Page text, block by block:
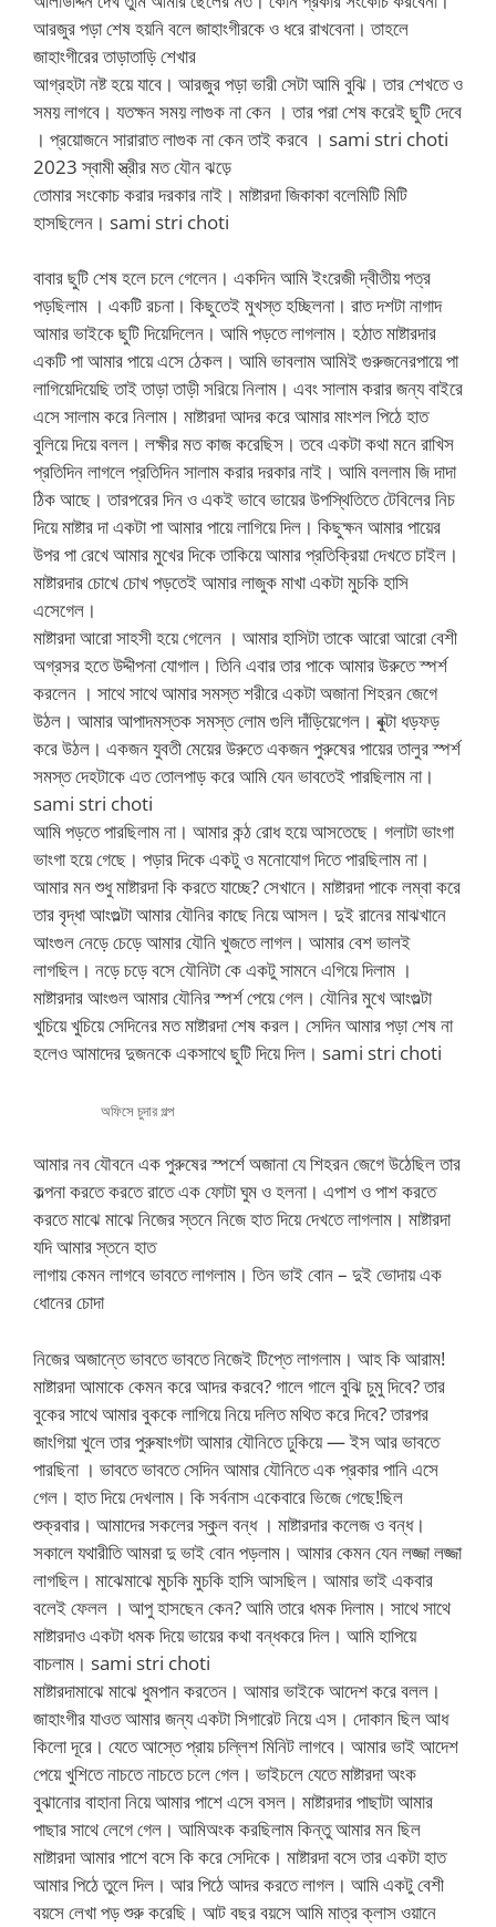
আরজুর পড়া শেষ হয়নি বলে জাহাংগীরকে ও ধরে রাখবেনা। তাহলে
জাহাংগীরের তাড়াতাড়ি শেখার
আগ্রহটা নষ্ট হয়ে যাবে। আরজুর পড়া ভারী সেটা আমি বুঝি। তার শেখতে ও
সময় লাগবে। যতক্ষন সময় লাগুক না কেন । তার পরা শেষ করেই ছুটি দেবে
। প্রয়োজনে সারারাত লাগুক না কেন তাই করবে । sami stri choti
2023 স্বামী স্ত্রীর মত যৌন ঝড়ে
তোমার সংকোচ করার দরকার নাই। মাষ্টারদা জিকাকা বলেমিটি মিটি
হাসছিলেন। sami stri choti
বাবার ছুটি শেষ হলে চলে গেলেন। একদিন আমি ইংরেজী দ্বীতীয় পত্র
পড়ছিলাম । একটি রচনা। কিছুতেই মুখস্ত হচ্ছিলনা। রাত দশটা নাগাদ
আমার ভাইকে ছুটি দিয়েদিলেন। আমি পড়তে লাগলাম। হঠাত মাষ্টারদার
একটি পা আমার পায়ে এসে ঠেকল। আমি ভাবলাম আমিই গুরুজনেরপায়ে পা
লাগিয়েদিয়েছি তাই তাড়া তাড়ী সরিয়ে নিলাম। এবং সালাম করার জন্য বাইরে
এসে সালাম করে নিলাম। মাষ্টারদা আদর করে আমার মাংশল পিঠে হাত
বুলিয়ে দিয়ে বলল। লক্ষীর মত কাজ করেছিস। তবে একটা কথা মনে রাখিস
প্রতিদিন লাগলে প্রতিদিন সালাম করার দরকার নাই। আমি বললাম জি দাদা
ঠিক আছে। তারপরের দিন ও একই ভাবে ভায়ের উপস্থিতিতে টেবিলের নিচ
দিয়ে মাষ্টার দা একটা পা আমার পায়ে লাগিয়ে দিল। কিছুক্ষন আমার পায়ের
উপর পা রেখে আমার মুখের দিকে তাকিয়ে আমার প্রতিক্রিয়া দেখতে চাইল।
মাষ্টারদার চোখে চোখ পড়তেই আমার লাজুক মাখা একটা মুচকি হাসি
এসেগেল।
মাষ্টারদা আরো সাহসী হয়ে গেলেন । আমার হাসিটা তাকে আরো আরো বেশী
অগ্রসর হতে উদ্দীপনা যোগাল। তিনি এবার তার পাকে আমার উরুতে স্পর্শ
করলেন । সাথে সাথে আমার সমস্ত শরীরে একটা অজানা শিহরন জেগে
উঠল। আমার আপাদমস্তক সমস্ত লোম গুলি দাঁড়িয়েগেল। বুক্টা ধড়ফড়
করে উঠল। একজন যুবতী মেয়ের উরুতে একজন পুরুষের পায়ের তালুর স্পর্শ
সমস্ত দেহটাকে এত তোলপাড় করে আমি যেন ভাবতেই পারছিলাম না।
sami stri choti
আমি পড়তে পারছিলাম না। আমার কন্ঠ রোধ হয়ে আসতেছে। গলাটা ভাংগা
ভাংগা হয়ে গেছে। পড়ার দিকে একটু ও মনোযোগ দিতে পারছিলাম না।
আমার মন শুধু মাষ্টারদা কি করতে যাচ্ছে? সেখানে। মাষ্টারদা পাকে লম্বা করে
তার বৃদ্ধা আংগুল্টা আমার যৌনির কাছে নিয়ে আসল। দুই রানের মাঝখানে
আংগুল নেড়ে চেড়ে আমার যৌনি খুজতে লাগল। আমার বেশ ভালই
লাগছিল। নড়ে চড়ে বসে যৌনিটা কে একটু সামনে এগিয়ে দিলাম ।
মাষ্টারদার আংগুল আমার যৌনির স্পর্শ পেয়ে গেল। যৌনির মুখে আংগুল্টা
খুচিয়ে খুচিয়ে সেদিনের মত মাষ্টারদা শেষ করল। সেদিন আমার পড়া শেষ না
হলেও আমাদের দুজনকে একসাথে ছুটি দিয়ে দিল। sami stri choti
অফিসে চুদার গল্প
আমার নব যৌবনে এক পুরুষের স্পর্শে অজানা যে শিহরন জেগে উঠেছিল তার
কল্পনা করতে করতে রাতে এক ফোটা ঘুম ও হলনা। এপাশ ও পাশ করতে
করতে মাঝে মাঝে নিজের স্তনে নিজে হাত দিয়ে দেখতে লাগলাম। মাষ্টারদা
যদি আমার স্তনে হাত
লাগায় কেমন লাগবে ভাবতে লাগলাম। তিন ভাই বোন – দুই ভোদায় এক
ধোনের চোদা
নিজের অজান্তে ভাবতে ভাবতে নিজেই টিপ্তে লাগলাম। আহ কি আরাম!
মাষ্টারদা আমাকে কেমন করে আদর করবে? গালে গালে বুঝি চুমু দিবে? তার
বুকের সাথে আমার বুককে লাগিয়ে নিয়ে দলিত মথিত করে দিবে? তারপর
জাংগিয়া খুলে তার পুরুষাংগটা আমার যৌনিতে ঢুকিয়ে — ইস আর ভাবতে
পারছিনা । ভাবতে ভাবতে সেদিন আমার যৌনিতে এক প্রকার পানি এসে
গেল। হাত দিয়ে দেখলাম। কি সর্বনাস একেবারে ভিজে গেছে!ছিল
শুক্রবার। আমাদের সকলের স্কুল বন্ধ । মাষ্টারদার কলেজ ও বন্ধ।
সকালে যথারীতি আমরা দু ভাই বোন পড়লাম। আমার কেমন যেন লজ্জা লজ্জা
লাগছিল। মাঝেমাঝে মুচকি মুচকি হাসি আসছিল। আমার ভাই একবার
বলেই ফেলল । আপু হাসছেন কেন? আমি তারে ধমক দিলাম। সাথে সাথে
মাষ্টারদাও একটা ধমক দিয়ে ভায়ের কথা বন্ধকরে দিল। আমি হাপিয়ে
বাচলাম। sami stri choti
মাষ্টারদামাঝে মাঝে ধুমপান করতেন। আমার ভাইকে আদেশ করে বলল।
জাহাংগীর যাওত আমার জন্য একটা সিগারেট নিয়ে এস। দোকান ছিল আধ
কিলো দূরে। যেতে আস্তে প্রায় চল্লিশ মিনিট লাগবে। আমার ভাই আদেশ
পেয়ে খুশিতে নাচতে নাচতে চলে গেল। ভাইচলে যেতে মাষ্টারদা অংক
বুঝানোর বাহানা নিয়ে আমার পাশে এসে বসল। মাষ্টারদার পাছাটা আমার
পাছার সাথে লেগে গেল। আমিঅংক করছিলাম কিন্তু আমার মন ছিল
মাষ্টারদা আমার পাশে বসে কি করে সেদিকে। মাষ্টারদা বসে তার একটা হাত
আমার পিঠে তুলে দিল। আর পিঠে আদর করতে লাগল। আমি একটু বেশী
বয়সে লেখা পড় শুরু করেছি। আট বছর বয়সে আমি মাত্র ক্লাস ওয়ানে